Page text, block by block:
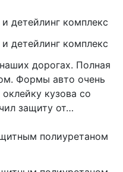
детейлинг комплекс
детейлинг комплекс
дорогах. Полная
Формы авто очень
кузова со
защиту от…
полиуретаном